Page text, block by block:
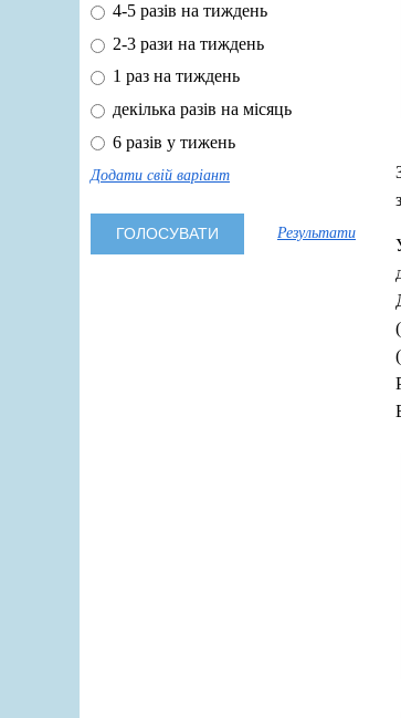
4-5 разів на тиждень
2-3 рази на тиждень
1 раз на тиждень
декілька разів на місяць
6 разів у тижень
Додати свій варіант
Результати